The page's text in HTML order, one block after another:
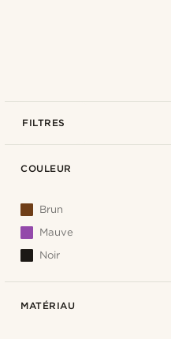
FILTRES
COULEUR
Brun
Mauve
Noir
MATÉRIAU